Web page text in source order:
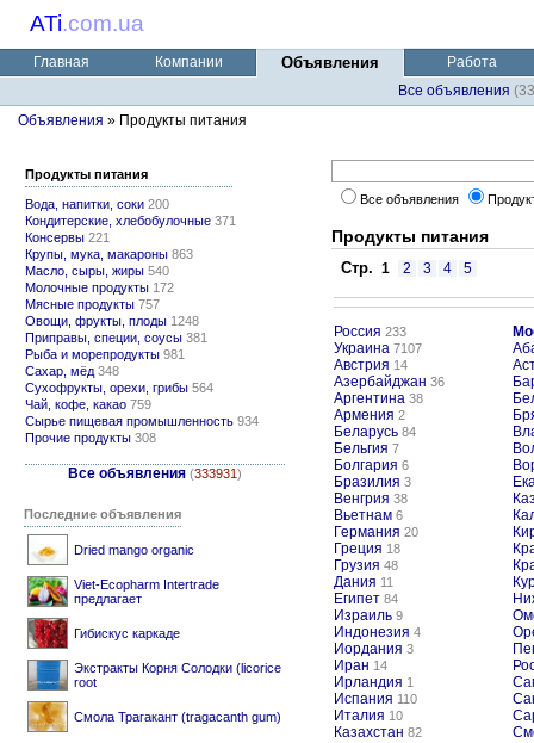
ATi.com.ua
Главная Компании Объявления
Работа
Все объявления
Объявления » Продукты питания
Продукты питания
Вода, напитки, соки 200
Кондитерские, хлебобулочные 371
Консервы 221
Крупы, мука, макароны 863
Масло, сыры, жиры 540
Молочные продукты 172
Мясные продукты 757
Овощи, фрукты, плоды 1248
Приправы, специи, соусы 381
Рыба и морепродукты 981
Сахар, мёд 348
Сухофрукты, орехи, грибы 564
Чай, кофе, какао 759
Сырье пищевая промышленность 934
Прочие продукты 308
Все объявления (333931)
Последние объявления
Dried mango organic
Viet-Ecopharm Intertrade
предлагает
Гибискус каркаде
Экстракты Корня Солодки (licorice
root
Смола Трагакант (tragacanth gum)
Все объявления
Продукты питания
Стр. 1 2 3 4 5
Россия 233
Украина 7107
Австрия 14
Азербайджан 36
Аргентина 38
Армения 2
Беларусь 84
Бельгия 7
Болгария 6
Бразилия 3
Венгрия 38
Вьетнам 6
Германия 20
Греция 18
Грузия 48
Дания 11
Египет 84
Израиль 9
Индонезия 4
Иордания 3
Иран 14
Ирландия 1
Испания 110
Италия 10
Казахстан 82